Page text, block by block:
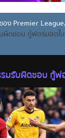
ง Premier League
ผิดชอบ กู้ฟอร์มลดใ
มรับผิดชอบ กู้ฟ
2026